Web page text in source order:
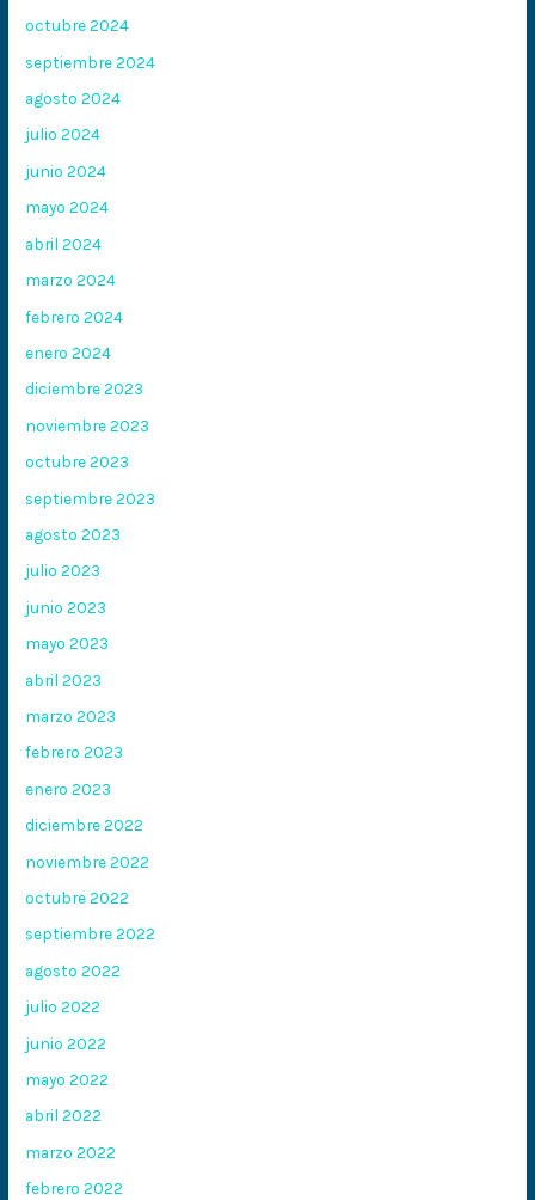
octubre 2024
septiembre 2024
agosto 2024
julio 2024
junio 2024
mayo 2024
abril 2024
marzo 2024
febrero 2024
enero 2024
diciembre 2023
noviembre 2023
octubre 2023
septiembre 2023
agosto 2023
julio 2023
junio 2023
mayo 2023
abril 2023
marzo 2023
febrero 2023
enero 2023
diciembre 2022
noviembre 2022
octubre 2022
septiembre 2022
agosto 2022
julio 2022
junio 2022
mayo 2022
abril 2022
marzo 2022
febrero 2022